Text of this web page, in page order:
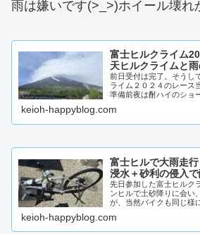
雨は嫌いです(>_>)ホイール壊れ
富士ヒルクライム
天ヒルクライムと
前日受付は完了。そうし
ライム２０２４のレース
準備前夜は酎ハイのショ
目が覚め…
keioh-happyblog.com
富士ヒルで大雨走行
浸水＋砂利の侵入
先日参加した富士ヒルク
ンヒルで土砂降りに会い
が、当然バイクも同じ様
に浴びて…
keioh-happyblog.com